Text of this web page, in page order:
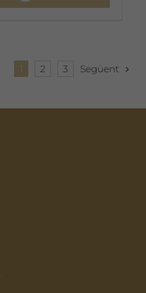
1 2 3 Següent